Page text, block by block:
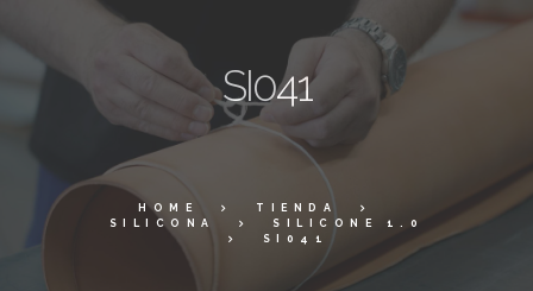
SI041
HOME
TIENDA
SILICONA
SILICONE 1.0
SI041